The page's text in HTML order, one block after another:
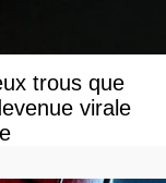
trous que
virale